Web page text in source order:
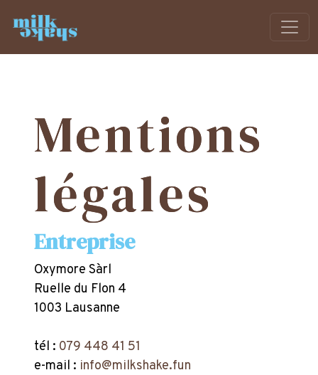
Mentions
légales
Entreprise
Oxymore Sàrl
Ruelle du Flon 4
1003 Lausanne
tél : 079 448 41 51
e-mail : info@milkshake.fun